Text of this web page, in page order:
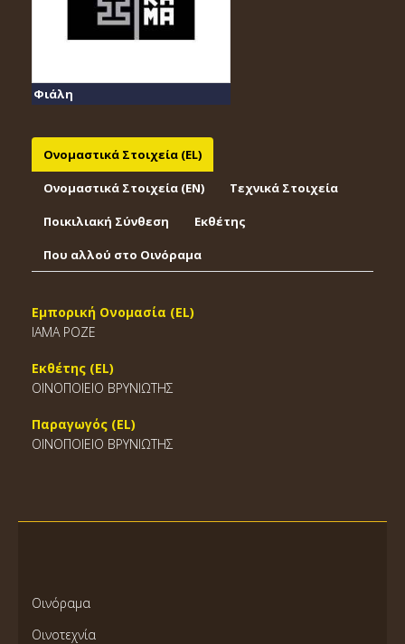
Φιάλη
Ονομαστικά Στοιχεία (EL)
Ονομαστικά Στοιχεία (EΝ) Τεχνικά Στοιχεία
Ποικιλιακή Σύνθεση Εκθέτης
Που αλλού στο Οινόραμα
Εμπορική Ονομασία (EL)
ΙΑΜΑ ΡΟΖΕ
Εκθέτης (EL)
ΟΙΝΟΠΟΙΕΙΟ ΒΡΥΝΙΩΤΗΣ
Παραγωγός (EL)
ΟΙΝΟΠΟΙΕΙΟ ΒΡΥΝΙΩΤΗΣ
Οινόραμα
Οινοτεχνία